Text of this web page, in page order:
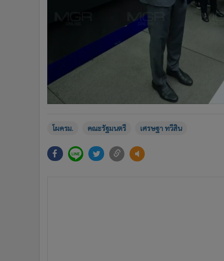
โผครม. คณะรัฐมนตรี เศรษฐา ทวีสิน